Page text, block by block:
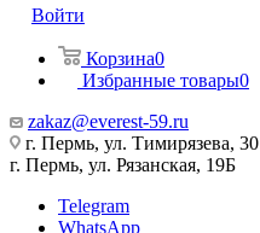
Войти
Корзина0
Избранные товары0
zakaz@everest-59.ru
г. Пермь, ул. Тимирязева, 30
г. Пермь, ул. Рязанская, 19Б
Telegram
WhatsApp